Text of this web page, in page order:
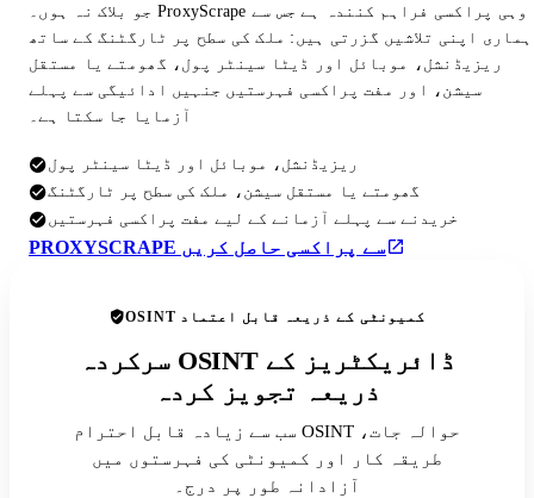
جو بلاک نہ ہوں۔ ProxyScrape وہی پراکسی فراہم کنندہ ہے جس سے
ہماری اپنی تلاشیں گزرتی ہیں: ملک کی سطح پر ٹارگٹنگ کے ساتھ
ریزیڈنشل، موبائل اور ڈیٹا سینٹر پول، گھومتے یا مستقل
سیشن، اور مفت پراکسی فہرستیں جنہیں ادائیگی سے پہلے
آزمایا جا سکتا ہے۔
ریزیڈنشل، موبائل اور ڈیٹا سینٹر پول
گھومتے یا مستقل سیشن، ملک کی سطح پر ٹارگٹنگ
خریدنے سے پہلے آزمانے کے لیے مفت پراکسی فہرستیں
PROXYSCRAPE سے پراکسی حاصل کریں
OSINT کمیونٹی کے ذریعہ قابل اعتماد
سرکردہ OSINT ڈائریکٹریز کے
ذریعہ تجویز کردہ
سب سے زیادہ قابل احترام OSINT حوالہ جات،
طریقہ کار اور کمیونٹی کی فہرستوں میں
آزادانہ طور پر درج۔